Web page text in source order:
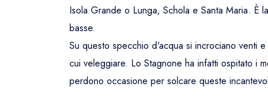
Isola Grande o Lunga, Schola e Santa Maria. È
basse.
Su questo specchio d'acqua si incrociano venti
cui veleggiare. Lo Stagnone ha infatti ospitato i
perdono occasione per solcare queste